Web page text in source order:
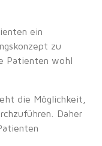
ein
zu
Patienten wohl
die Möglichkeit,
Daher